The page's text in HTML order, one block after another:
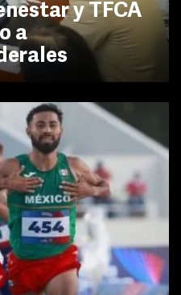
y TFCA
a